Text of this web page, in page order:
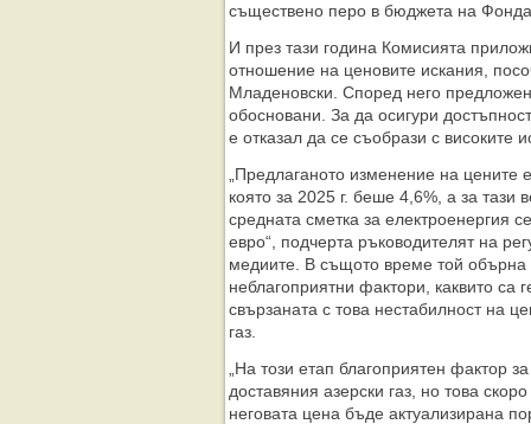
съществено перо в бюджета на
И през тази година Комисията
отношение на ценовите искания,
Младеновски. Според него
обосновани. За да осигури
е отказал да се съобрази с високите
„Предлаганото изменение на
която за 2025 г. беше 4,6%, а за тази
средната сметка за електроенергия
евро“, подчерта ръководителят на
медиите. В същото време той
неблагоприятни фактори, каквито са
свързаната с това нестабилност на
газ.
„На този етап благоприятен фактор
доставяния азерски газ, но това
неговата цена бъде актуализирана